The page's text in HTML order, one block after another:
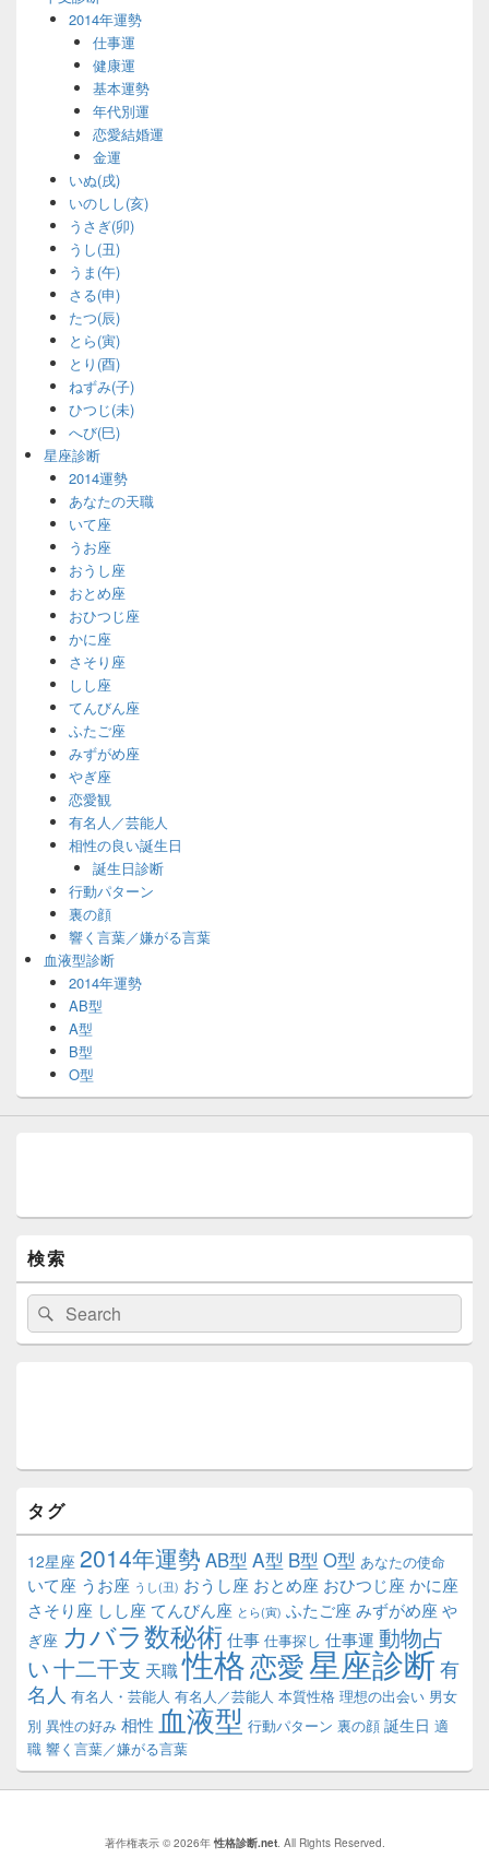
2014年運勢
仕事運
健康運
基本運勢
年代別運
恋愛結婚運
金運
いぬ(戌)
いのしし(亥)
うさぎ(卯)
うし(丑)
うま(午)
さる(申)
たつ(辰)
とら(寅)
とり(酉)
ねずみ(子)
ひつじ(未)
へび(巳)
星座診断
2014運勢
あなたの天職
いて座
うお座
おうし座
おとめ座
おひつじ座
かに座
さそり座
しし座
てんびん座
ふたご座
みずがめ座
やぎ座
恋愛観
有名人／芸能人
相性の良い誕生日
誕生日診断
行動パターン
裏の顔
響く言葉／嫌がる言葉
血液型診断
2014年運勢
AB型
A型
B型
O型
検索
検
索:
検
索
タグ
12星座 2014年運勢 AB型 A型 B型 O型 あなたの使命
いて座 うお座 うし(丑) おうし座 おとめ座 おひつじ座 かに座
さそり座 しし座 てんびん座 とら(寅) ふたご座 みずがめ座 や
ぎ座 カバラ数秘術 仕事 仕事探し 仕事運 動物占
い十二干支 天職性格恋愛星座診断有
名人 有名人・芸能人 有名人／芸能人 本質性格 理想の出会い 男女
別 異性の好み 相性 血液型 行動パターン 裏の顔 誕生日 適
職 響く言葉／嫌がる言葉
著作権表示 © 2026年 性格診断.net. All Rights Reserved.